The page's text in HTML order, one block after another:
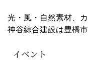
光・風・自然素材、
神谷綜合建設は豊橋
イベント